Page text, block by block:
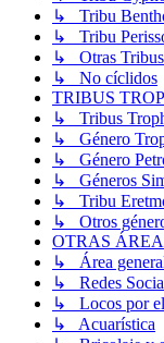
↳ Tribu
↳ Tribu
↳ Otras Tribus
↳ No cíclidos
TRIBUS
↳ Tribus
↳ Género
↳ Género
↳ Géneros
↳ Tribu
↳ Otros
OTRAS
↳ Área
↳ Redes
↳ Locos por el
↳ Acuarística